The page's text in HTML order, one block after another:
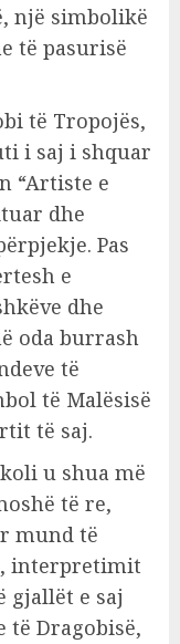
një simbolikë
të pasurisë
të Tropojës,
i saj i shquar
“Artiste e
dhe
Pas
e
dhe
oda burrash
të
të Malësisë
të saj.
u shua më
të re,
mund të
interpretimit
gjallët e saj
të Dragobisë,